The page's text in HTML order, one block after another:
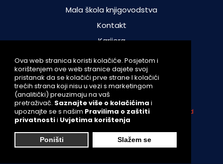
Ova web stranica koristi kolačiće. Posjetom i
korištenjem ove web stranice dajete svoj
pristanak da se kolačići prve strane I kolačići
trećih strana koji nisu u vezi s marketingom
(analitički) preuzimaju na vaš
pretraživač. Saznajte više o kolačićima i
upoznajte se s našim Pravilima o zaštiti
privatnostii Uvjetima korištenja
Poništi Slažem se
Mala škola knjigovodstva
Kontakt
Karijera
Kolačići
Pravila o zaštiti privatnosti
Uvjeti korištenja
FISKUS d.o.o. - 2021 sva prava pridržana
Design and
development